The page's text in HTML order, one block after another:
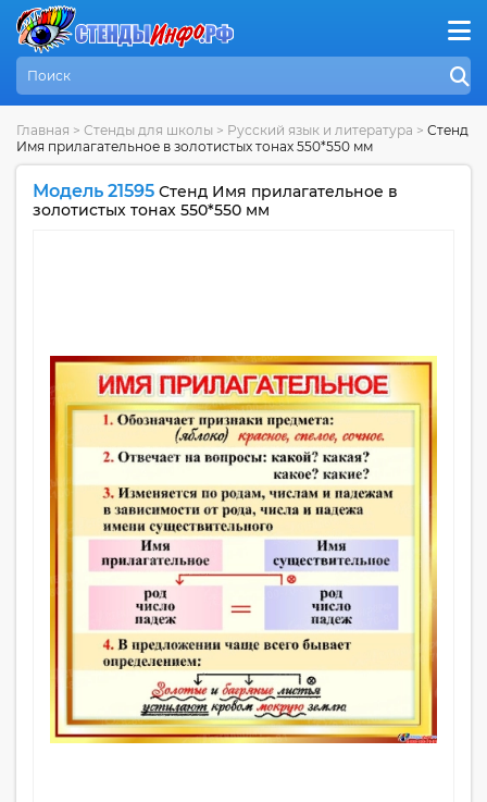
Главная > Стенды для школы > Русский язык и литература > Стенд
Имя прилагательное в золотистых тонах 550*550 мм
Модель 21595 Стенд Имя прилагательное в
золотистых тонах 550*550 мм